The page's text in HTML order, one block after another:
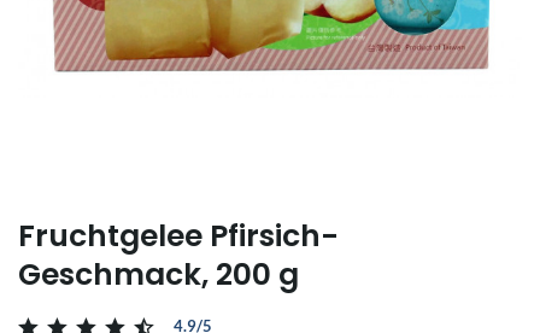
Fruchtgelee Pfirsich-
Geschmack, 200 g
4.9/5